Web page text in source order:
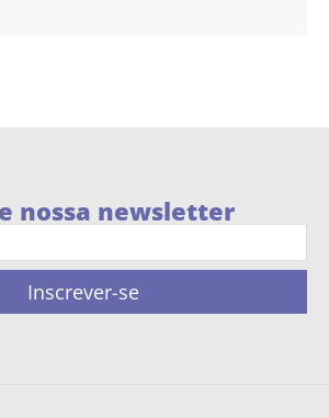
nossa newsletter
Inscrever-se